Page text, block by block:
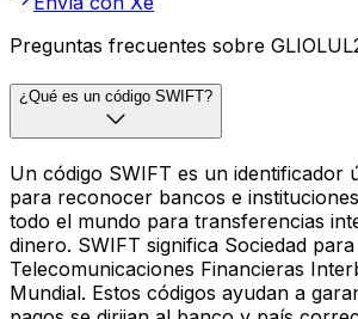
Preguntas frecuentes sobre
¿Qué es un código SWIFT?
Un código SWIFT es un identificador
para reconocer bancos e
todo el mundo para transferencias
dinero. SWIFT significa Sociedad
Telecomunicaciones Financieras
Mundial. Estos códigos ayudan a